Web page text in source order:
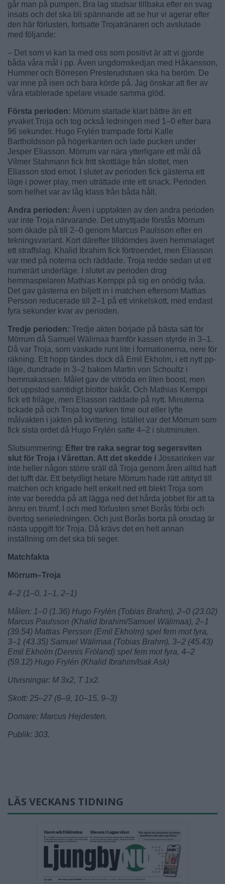
går man på pumpen. Bra lag studsar tillbaka efter en svag
insats och det ska bli spännande att se hur vi agerar efter
den här förlusten, fortsatte Trojatränaren och avslutade
med följande:
– Det som vi kan ta med oss som positivt är att vi gjorde
båda våra mål i pp. Även ungdomskedjan med Håkansson,
Hummer och Börresen Presterudstuen ska ha beröm. De
var inne på isen och bara körde på. Jag önskar att fler av
våra etablerade spelare visade samma glöd.
Första perioden: Mörrum startade klart bättre än ett
yrvaket Troja och tog också ledningen med 1–0 efter bara
96 sekunder. Hugo Frylén trampade förbi Kalle
Bartholdsson på högerkanten och lade pucken under
Jesper Eliasson. Mörrum var nära ytterligare ett mål då
Vilmer Stahmann fick fritt skottläge från slottet, men
Eliasson stod emot. I slutet av perioden fick gästerna ett
läge i power play, men uträttade inte ett snack. Perioden
som helhet var av låg klass från båda håll.
Andra perioden: Även i upptakten av den andra perioden
var inte Troja närvarande. Det utnyttjade förstås Mörrum
som ökade på till 2–0 genom Marcus Paulsson efter en
tekningsvariant. Kort därefter tilldömdes även hemmalaget
ett straffslag. Khalid Ibrahim fick förtroendet, men Eliasson
var med på noterna och räddade. Troja redde sedan ut ett
numerärt underläge. I slutet av perioden drog
hemmaspelaren Mathias Kemppi på sig en onödig tvåa.
Det gav gästerna en biljett in i matchen eftersom Mattias
Persson reducerade till 2–1 på ett vinkelskott, med endast
fyra sekunder kvar av perioden.
Tredje perioden: Tredje akten började på bästa sätt för
Mörrum då Samuel Wälimaa framför kassen styrde in 3–1.
Då var Troja, som vaskade runt lite i formationerna, nere för
räkning. Ett hopp tändes dock då Emil Ekholm, i ett nytt pp-
läge, dundrade in 3–2 bakom Martin von Schoultz i
hemmakassen. Målet gav de vitröda en liten boost, men
det uppstod samtidigt blottor bakåt. Och Mathias Kemppi
fick ett friläge, men Eliasson räddade på nytt. Minuterna
tickade på och Troja tog varken time out eller lyfte
målvakten i jakten på kvittering. Istället var det Mörrum som
fick sista ordet då Hugo Frylén satte 4–2 i slutminuten.
Slutsummering: Efter tre raka segrar tog segersviten
slut för Troja i Vårettan. Att det skedde i Jössarinken var
inte heller någon större sräll då Troja genom åren alltid haft
det tufft där. Ett betydligt hetare Mörrum hade rätt attityd till
matchen och krigade helt enkelt ned ett blekt Troja som
inte var beredda på att lägga ned det hårda jobbet för att ta
ännu en triumf. I och med förlusten smet Borås förbi och
övertog serieledningen. Och just Borås borta på onsdag är
nästa uppgift för Troja. Då krävs det en helt annan
inställning om det ska bli seger.
Matchfakta
Mörrum–Troja
4–2 (1–0, 1–1, 2–1)
Målen: 1–0 (1.36) Hugo Frylén (Tobias Brahm), 2–0 (23.02)
Marcus Paulsson (Khalid Ibrahim/Samuel Wälimaa), 2–1
(39.54) Mattias Persson (Emil Ekholm) spel fem mot fyra,
3–1 (43.35) Samuel Wälimaa (Tobias Brahm), 3–2 (45.43)
Emil Ekholm (Dennis Fröland) spel fem mot fyra, 4–2
(59.12) Hugo Frylén (Khalid Ibrahim/Isak Ask)
Utvisningar: M 3x2, T 1x2.
Skott: 25–27 (6–9, 10–15, 9–3)
Domare: Marcus Hejdesten.
Publik: 303.
LÄS VECKANS TIDNING